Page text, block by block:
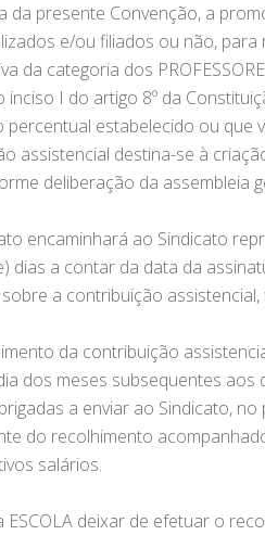
da presente Convenção, a
e/ou filiados ou não,
da categoria dos
I do artigo 8º da
estabelecido ou que
assistencial destina-se à
deliberação da assembleia
encaminhará ao Sindicato
dias a contar da data da
a contribuição
da contribuição
dos meses subsequentes
a enviar ao Sindicato,
do recolhimento
salários.
ESCOLA deixar de efetuar o